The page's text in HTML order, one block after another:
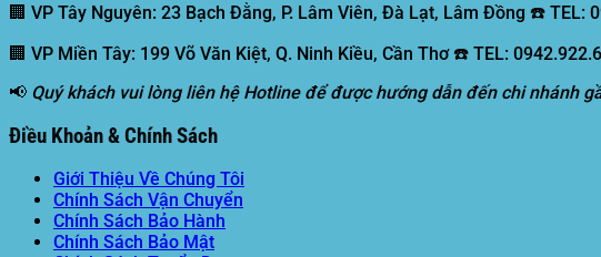
🏢 VP Tây Nguyên: 23 Bạch Đằng, P. Lâm Viên, Đà Lạt, Lâm Đồng ☎️ TEL:
🏢 VP Miền Tây: 199 Võ Văn Kiệt, Q. Ninh Kiều, Cần Thơ ☎️ TEL:
📢 Quý khách vui lòng liên hệ Hotline để được hướng dẫn đến chi nhánh
Điều Khoản & Chính Sách
Giới Thiệu Về Chúng Tôi
Chính Sách Vận Chuyển
Chính Sách Bảo Hành
Chính Sách Bảo Mật